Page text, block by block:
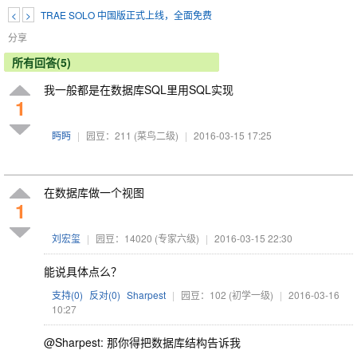
< >
TRAE SOLO 中国版正式上线，全面免费
分享
所有回答(5)
1
我一般都是在数据库SQL里用SQL实现
眄眄 | 园豆：211 (菜鸟二级) | 2016-03-15 17:25
1
在数据库做一个视图
刘宏玺 | 园豆：14020 (专家六级) | 2016-03-15 22:30
能说具体点么？
支持(0) 反对(0) Sharpest | 园豆：102 (初学一级) | 2016-03-16
10:27
@Sharpest: 那你得把数据库结构告诉我